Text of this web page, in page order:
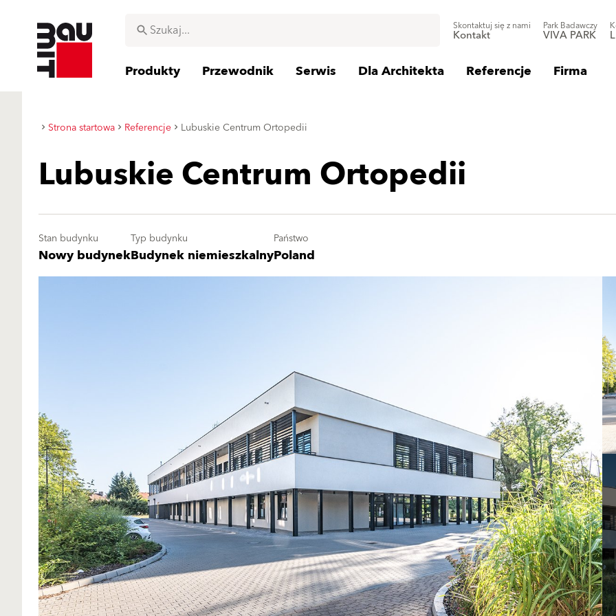
Skontaktuj się z nami
Kontakt
Park Badawczy
VIVA PARK
Produkty Przewodnik Serwis Dla Architekta Referencje Firma
Strona startowa Referencje Lubuskie Centrum Ortopedii
Lubuskie Centrum Ortopedii
Stan budynku
Nowy budynek
Typ budynku
Budynek niemieszkalny
Państwo
Poland